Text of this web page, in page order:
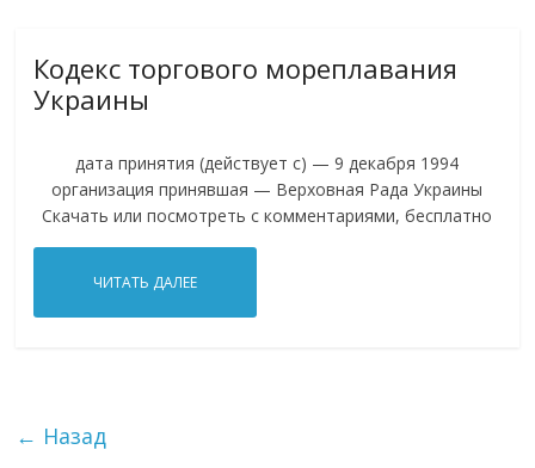
Кодекс торгового мореплавания
Украины
дата принятия (действует с) — 9 декабря 1994
организация принявшая — Верховная Рада Украины
Скачать или посмотреть с комментариями, бесплатно
ЧИТАТЬ ДАЛЕЕ
← Назад